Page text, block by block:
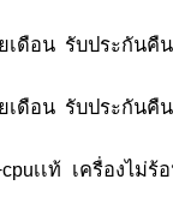
ยเดือน รับประกัน
ยเดือน รับประกัน
เเท้ เครื่องไม่